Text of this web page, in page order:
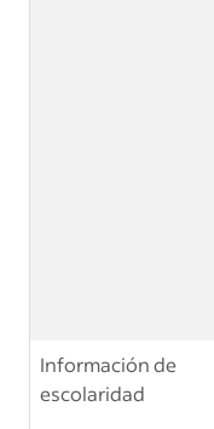
Información de
escolaridad